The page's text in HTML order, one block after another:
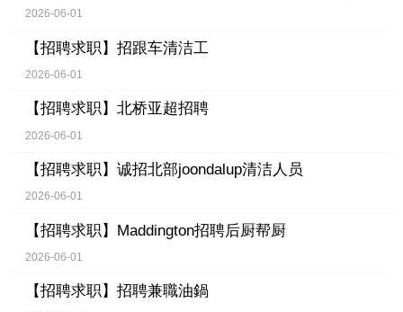
2026-06-01
【招聘求职】 招跟车清洁工
2026-06-01
【招聘求职】 北桥亚超招聘
2026-06-01
【招聘求职】 诚招北部joondalup清洁人员
2026-06-01
【招聘求职】 Maddington招聘后厨帮厨
2026-06-01
【招聘求职】 招聘兼職油鍋